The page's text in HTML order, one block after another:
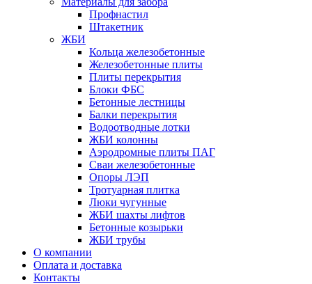
Профнастил
Штакетник
ЖБИ
Кольца железобетонные
Железобетонные плиты
Плиты перекрытия
Блоки ФБС
Бетонные лестницы
Балки перекрытия
Водоотводные лотки
ЖБИ колонны
Аэродромные плиты ПАГ
Сваи железобетонные
Опоры ЛЭП
Тротуарная плитка
Люки чугунные
ЖБИ шахты лифтов
Бетонные козырьки
ЖБИ трубы
О компании
Оплата и доставка
Контакты